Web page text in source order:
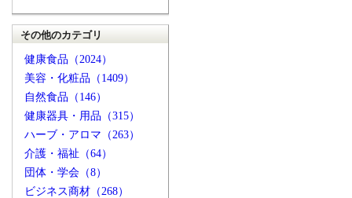
その他のカテゴリ
健康食品（2024）
美容・化粧品（1409）
自然食品（146）
健康器具・用品（315）
ハーブ・アロマ（263）
介護・福祉（64）
団体・学会（8）
ビジネス商材（268）